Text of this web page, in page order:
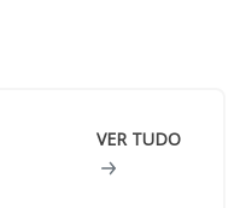
VER TUDO